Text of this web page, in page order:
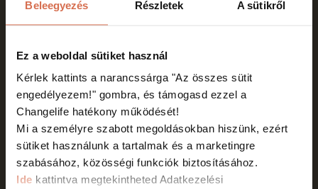
Beleegyezés Részletek A sütikről
Ez a weboldal sütiket használ
Kérlek kattints a narancssárga "Az összes sütit
engedélyezem!" gombra, és támogasd ezzel a
Changelife hatékony működését!
Mi a személyre szabott megoldásokban hiszünk, ezért
sütiket használunk a tartalmak és a marketingre
szabásához, közösségi funkciók biztosításához.
Ide kattintva megtekintheted Adatkezelési
A böngészés és bankkártyás fizetés biztonságát SSL védelem
garantálja.
Az online fizetést a Barion Payment Zrt. biztosítja, MNB engedély
száma: H-EN-I-1064/2013
ÁSZF Adatkezelési tájékoztató Cookie Nyilatkozat
HTML SnippetsPowered By :XYZScripts.com